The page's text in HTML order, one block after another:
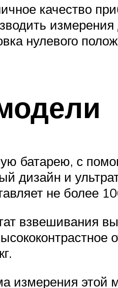
качество
нулевого
батарею, с
дизайн и
не более
взвешивания
этой